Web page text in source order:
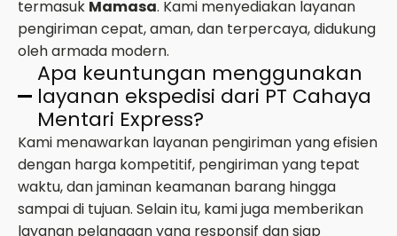
termasuk Mamasa. Kami menyediakan layanan
pengiriman cepat, aman, dan terpercaya, didukung
oleh armada modern.
Apa keuntungan menggunakan
layanan ekspedisi dari PT Cahaya
Mentari Express?
Kami menawarkan layanan pengiriman yang efisien
dengan harga kompetitif, pengiriman yang tepat
waktu, dan jaminan keamanan barang hingga
sampai di tujuan. Selain itu, kami juga memberikan
layanan pelanggan yang responsif dan siap